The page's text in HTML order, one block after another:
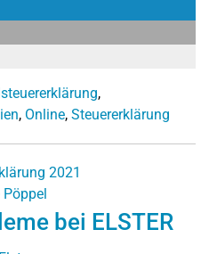
,
, Online, Steuererklärung
2021
Pöppel
bei ELSTER